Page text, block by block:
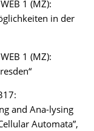
1 (MZ):
in der
1 (MZ):
and Ana-lysing
Automata”,